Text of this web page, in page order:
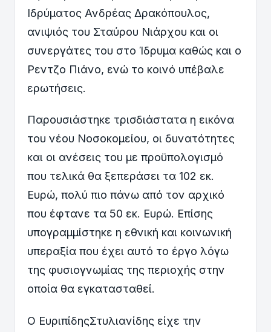
Ιδρύματος Ανδρέας Δρακόπουλος,
ανιψιός του Σταύρου Νιάρχου και οι
συνεργάτες του στο Ίδρυμα καθώς και ο
Ρεντζο Πιάνο, ενώ το κοινό υπέβαλε
ερωτήσεις.
Παρουσιάστηκε τρισδιάστατα η εικόνα
του νέου Νοσοκομείου, οι δυνατότητες
και οι ανέσεις του με προϋπολογισμό
που τελικά θα ξεπεράσει τα 102 εκ.
Ευρώ, πολύ πιο πάνω από τον αρχικό
που έφτανε τα 50 εκ. Ευρώ. Επίσης
υπογραμμίστηκε η εθνική και κοινωνική
υπεραξία που έχει αυτό το έργο λόγω
της φυσιογνωμίας της περιοχής στην
οποία θα εγκατασταθεί.
Ο ΕυριπίδηςΣτυλιανίδης είχε την